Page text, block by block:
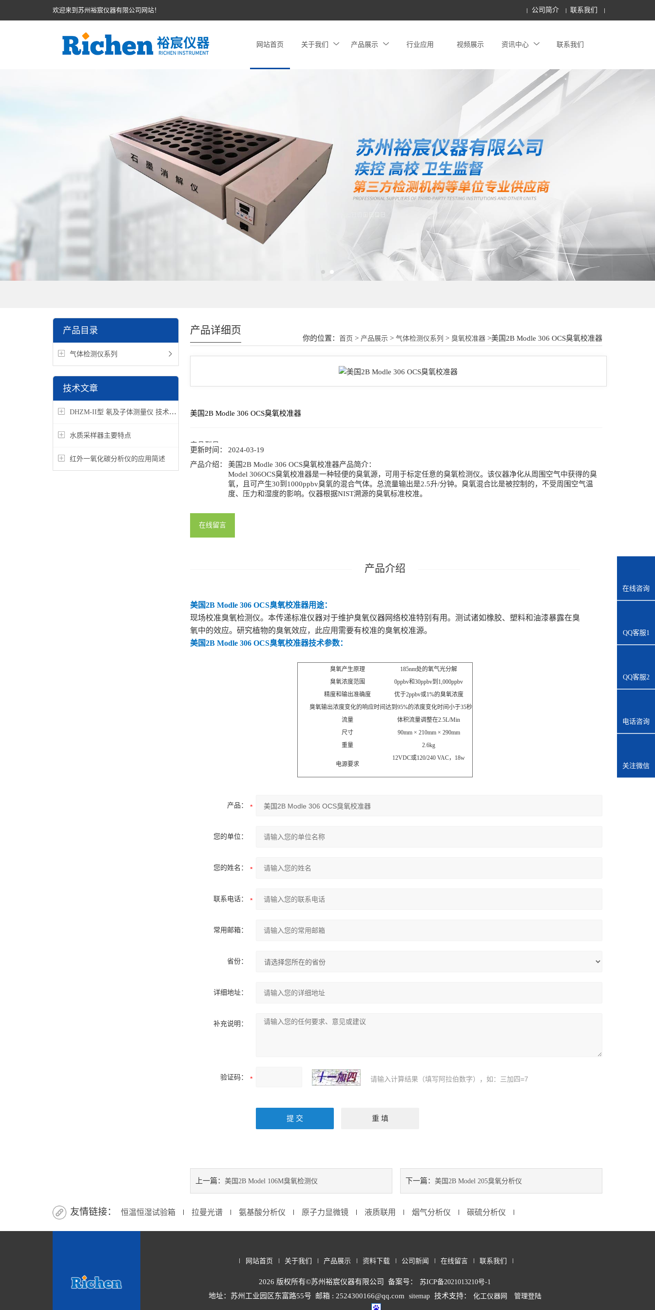
欢迎来到苏州裕宸仪器有限公司网站！ 公司简介 联系我们
网站首页 关于我们 产品展示 行业应用 视频展示 资讯中心 联系我们
产品目录
气体检测仪系列
技术文章
DHZM-II型 氡及子体测量仪 技术参数
水质采样器主要特点
红外一氧化碳分析仪的应用简述
你的位置：首页 > 产品展示 >气体检测仪系列 > 臭氧校准器 >美国2B Modle 306 OCS臭氧校准器
产品详细页
美国2B Modle 306 OCS臭氧校准器
产品型号：
更新时间：
2024-03-19
产品介绍：
美国2B Modle 306 OCS臭氧校准器产品简介：
Model 306OCS臭氧校准器是一种轻便的臭氧源，可用于标定任意的臭氧检测仪。该仪器净化从周围空气中获得的臭
氧，且可产生30到1000ppbv臭氧的混合气体。总流量输出是2.5升/分钟。臭氧混合比是被控制的，不受周围空气温
度、压力和湿度的影响。仪器根据NIST溯源的臭氧标准校准。
在线留言
美国2B Modle 306 OCS臭氧校准器用途：
现场校准臭氧检测仪。本传递标准仪器对于维护臭氧仪器网络校准特别有用。测试诸如橡胶、塑料和油漆暴露在臭
氧中的效应。研究植物的臭氧效应，此应用需要有校准的臭氧校准源。
美国2B Modle 306 OCS臭氧校准器技术参数：
臭氧产生原理
185nm处的氧气光分解
臭氧浓度范围
0ppbv和30ppbv到1,000ppbv
精度和输出准确度
优于2ppbv或1%的臭氧浓度
臭氧输出浓度变化的响应时间达到95%的浓度变化时间小于35秒
流量
体积流量调整在2.5L/Min
尺寸
90mm × 210mm × 290mm
重量
2.6kg
电源要求
12VDC或120/240 VAC，18w
产品：
您的单位：
您的姓名：
联系电话：
常用邮箱：
省份：
详细地址：
补充说明：
验证码： 请输入计算结果（填写阿拉伯数字），如：三加四=7
上一篇： 美国2B Model 106M臭氧检测仪 下一篇：美国2B Model 205臭氧分析仪
友情链接： 恒温恒湿试验箱 拉曼光谱 氨基酸分析仪 原子力显微镜 液质联用 烟气分析仪 碳硫分析仪
网站首页 关于我们 产品展示 资料下载 公司新闻 在线留言 联系我们
2026 版权所有©苏州裕宸仪器有限公司 备案号： 苏ICP备2021013210号-1
地址：苏州工业园区东富路55号 邮箱 : 2524300166@qq.com sitemap 技术支持： 化工仪器网 管理登陆
在线咨询
QQ客服1
QQ客服2
电话咨询
关注微信